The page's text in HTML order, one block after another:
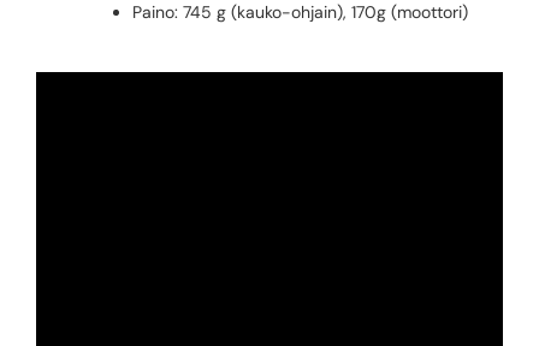
Paino: 745 g (kauko-ohjain), 170g (moottori)